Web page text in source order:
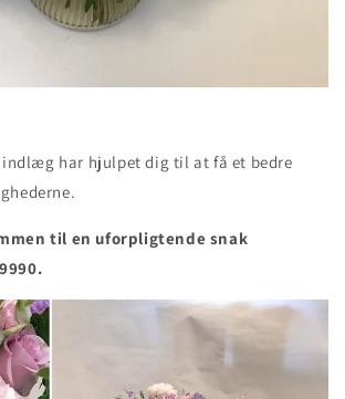
indlæg har hjulpet dig til at få et bedre
til en uforpligtende snak